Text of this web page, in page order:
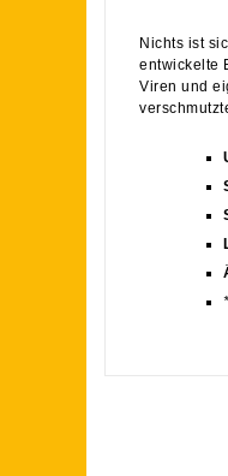
Nichts ist
entwickelte
Viren und